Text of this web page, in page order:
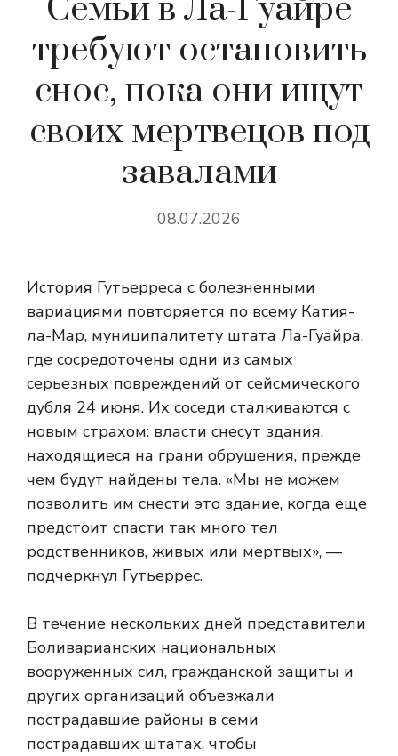
Семьи в Ла-Гуайре
требуют остановить
снос, пока они ищут
своих мертвецов под
завалами
08.07.2026
История Гутьерреса с болезненными
вариациями повторяется по всему Катия-
ла-Мар, муниципалитету штата Ла-Гуайра,
где сосредоточены одни из самых
серьезных повреждений от сейсмического
дубля 24 июня. Их соседи сталкиваются с
новым страхом: власти снесут здания,
находящиеся на грани обрушения, прежде
чем будут найдены тела. «Мы не можем
позволить им снести это здание, когда еще
предстоит спасти так много тел
родственников, живых или мертвых», —
подчеркнул Гутьеррес.
В течение нескольких дней представители
Боливарианских национальных
вооруженных сил, гражданской защиты и
других организаций объезжали
пострадавшие районы в семи
пострадавших штатах, чтобы